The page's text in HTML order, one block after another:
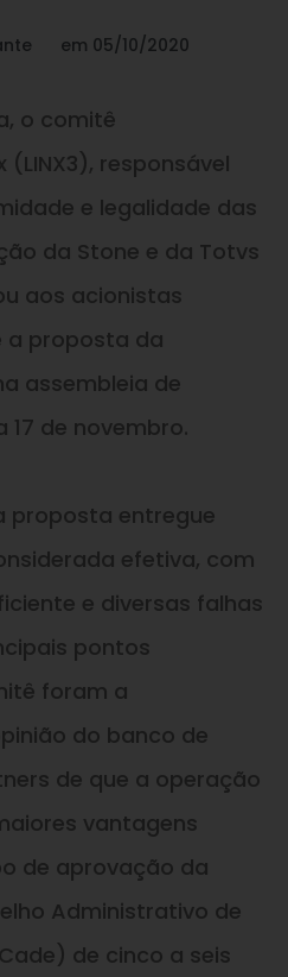
em 05/10/2020
o comitê
(LINX3), responsável
e legalidade das
da Stone e da Totvs
aos acionistas
a proposta da
assembleia de
de novembro.
proposta entregue
efetiva, com
e diversas falhas
pontos
foram a
do banco de
de que a operação
vantagens
de aprovação da
Administrativo de
de cinco a seis